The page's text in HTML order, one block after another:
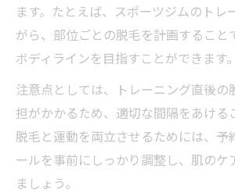
ます。たとえば、スポーツジムのトレ
がら、部位ごとの脱毛を計画すること
ボディラインを目指すことができます。
注意点としては、トレーニング直後の
担がかかるため、適切な間隔をあける
脱毛と運動を両立させるためには、予
ールを事前にしっかり調整し、肌のケ
ましょう。